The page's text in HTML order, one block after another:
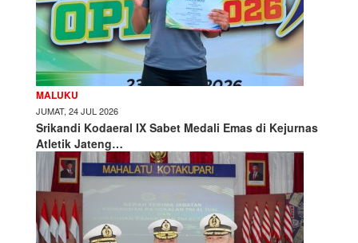
MALUKU
JUMAT, 24 JUL 2026
Srikandi Kodaeral IX Sabet Medali Emas di Kejurnas
Atletik Jateng…